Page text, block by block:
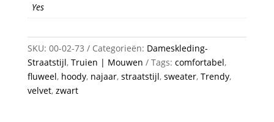
Yes
SKU: 00-02-73 Categorieën: Dameskleding-
Straatstijl, Truien | Mouwen Tags: comfortabel,
fluweel, hoody, najaar, straatstijl, sweater, Trendy,
velvet, zwart